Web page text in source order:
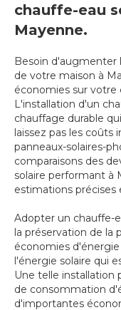
chauffe-eau
Mayenne.
Besoin
de votre maison à
économies sur
L'installation d'un
chauffage durable
laissez pas les coûts
panneaux-solaires-
comparaisons des
solaire performant à
estimations précises
Adopter un chauffe-
la préservation de la
économies
l'énergie solaire qui
Une telle installation
de consommation
d'importantes